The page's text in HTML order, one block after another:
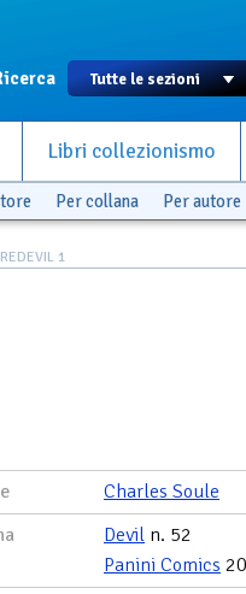
Libri collezionismo
Per collana Per autore
1
Charles Soule
Devil n. 52
Panini Comics